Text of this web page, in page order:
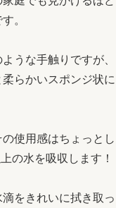
。
うな手触りですが、
らかいスポンジ状に
使用感はちょっとし
の水を吸収します！
をきれいに拭き取っ